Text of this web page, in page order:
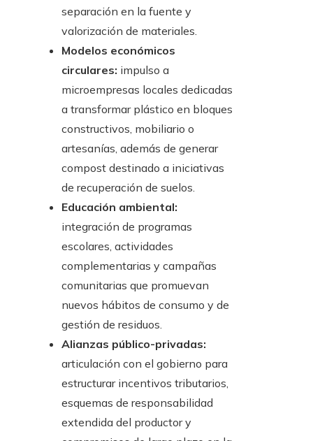
separación en la fuente y
valorización de materiales.
Modelos económicos
circulares: impulso a
microempresas locales dedicadas
a transformar plástico en bloques
constructivos, mobiliario o
artesanías, además de generar
compost destinado a iniciativas
de recuperación de suelos.
Educación ambiental:
integración de programas
escolares, actividades
complementarias y campañas
comunitarias que promuevan
nuevos hábitos de consumo y de
gestión de residuos.
Alianzas público-privadas:
articulación con el gobierno para
estructurar incentivos tributarios,
esquemas de responsabilidad
extendida del productor y